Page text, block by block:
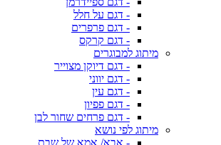
- דגם על חלל
- דגם פרפרים
- דגם קרקס
מיתוג למבוגרים
- דגם דיוקן מצוייר
- דגם יווני
- דגם עין
- דגם פפיון
- דגם פרחים שחור לבן
מיתוג לפי נושא
- אבא/ אמא של שבת